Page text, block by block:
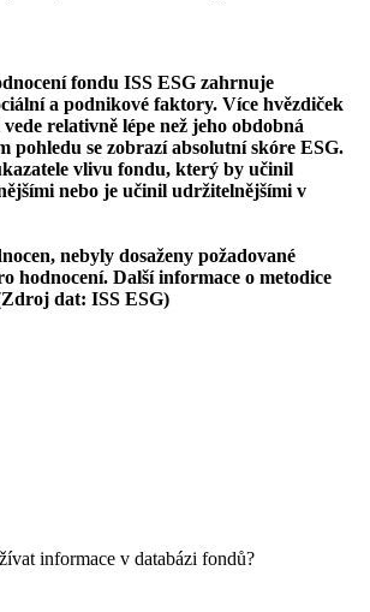
fondu ISS ESG zahrnuje
a podnikové faktory. Více hvězdiček
relativně lépe než jeho obdobná
pohledu se zobrazí absolutní skóre ESG.
vlivu fondu, který by učinil
nebo je učinil udržitelnějšími v
nebyly dosaženy požadované
hodnocení. Další informace o metodice
dat: ISS ESG)
informace v databázi fondů?